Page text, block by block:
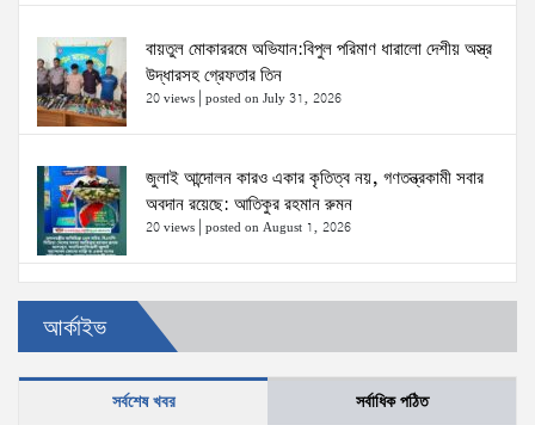
বায়তুল মোকাররমে অভিযান:বিপুল পরিমাণ ধারালো দেশীয় অস্ত্র
উদ্ধারসহ গ্রেফতার তিন
20 views posted on July 31, 2026
জুলাই আন্দোলন কারও একার কৃতিত্ব নয়, গণতন্ত্রকামী সবার
অবদান রয়েছে: আতিকুর রহমান রুমন
20 views posted on August 1, 2026
উত্তরখানে ডিএনসিসি প্রশাসক মো. শফিকুল ও ঢাকা-১৮
আসনের সংসদ সদস্য এস এম জাহাঙ্গীর হোসেনের উপর একদল
দুস্কৃতিকারীদের হামলা
20 views|posted on August 2, 2026
আর্কাইভ
সর্বশেষ খবর সর্বাধিক পঠিত